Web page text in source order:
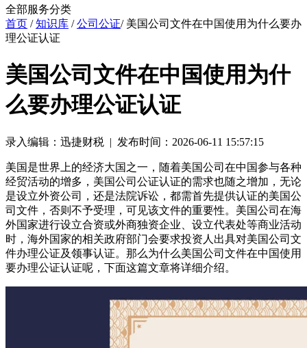
全部服务分类
首页 /知识库 /公司公证/ 美国公司文件在中国使用为什么要办
理公证认证
美国公司文件在中国使用为什
么要办理公证认证
录入编辑：迅捷财税 | 发布时间：2026-06-11 15:57:15
美国是世界上的经济大国之一，随着美国公司在中国参与各种
经贸活动的增多，美国公司公证认证的需求也随之增加，无论
是设立外资公司，还是法院诉讼，都需首先提供认证的美国公
司文件，否则不予受理，可见该文件的重要性。美国公司在海
外国家进行设立合资或外商独资企业、设立代表处等商业活动
时，海外国家的相关政府部门会要求投资人出具对美国公司文
件办理公证及领事认证。那么为什么美国公司文件在中国使用
要办理公证认证呢，下面这篇文章将详细介绍。